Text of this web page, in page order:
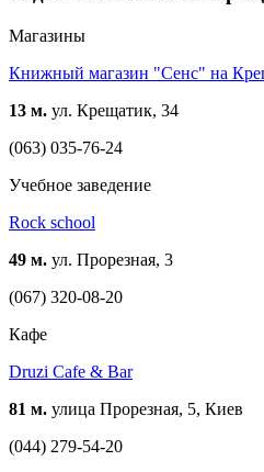
Магазины
Книжный магазин "Сенс" на
13 м. ул. Крещатик, 34
(063) 035-76-24
Учебное заведение
Rock schоol
49 м. ул. Прорезная, 3
(067) 320-08-20
Кафе
Druzi Cafe & Bar
81 м. улица Прорезная, 5, Киев
(044) 279-54-20